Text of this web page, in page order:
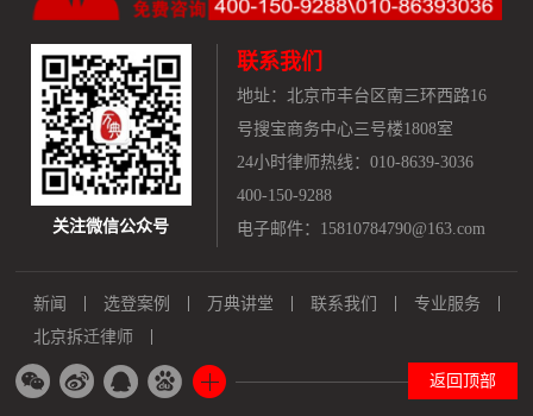
关注微信公众号
联系我们
地址： 北京市丰台区南三环西路16
号搜宝商务中心三号楼1808室
24小时律师热线：010-8639-3036
400-150-9288
电子邮件：15810784790@163.com
新闻 选登案例 万典讲堂 联系我们
专业服务
北京拆迁律师
返回顶部